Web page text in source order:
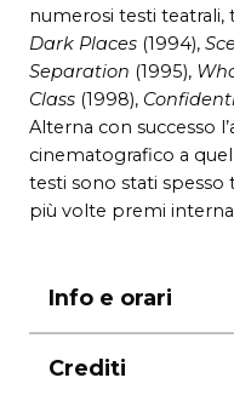
numerosi testi teatrali,
Dark Places (1994),
Separation (1995),
Class (1998),
Alterna con successo
cinematografico a
testi sono stati
più volte premi
Info e orari
martedì, giovedì e
mercoledì e sabato
Crediti